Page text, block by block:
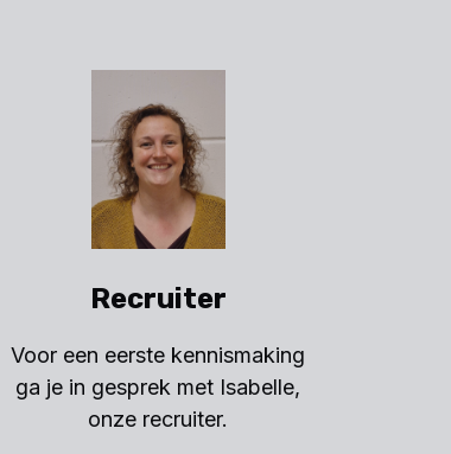
Recruiter
Voor een eerste kennismaking
ga je in gesprek met Isabelle,
onze recruiter.